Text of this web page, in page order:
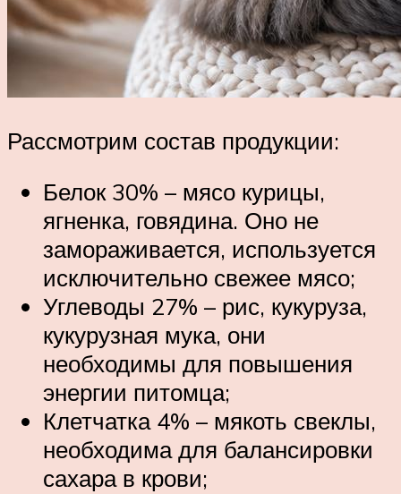
Рассмотрим состав продукции:
Белок 30% – мясо курицы,
ягненка, говядина. Оно не
замораживается, используется
исключительно свежее мясо;
Углеводы 27% – рис, кукуруза,
кукурузная мука, они
необходимы для повышения
энергии питомца;
Клетчатка 4% – мякоть свеклы,
необходима для балансировки
сахара в крови;